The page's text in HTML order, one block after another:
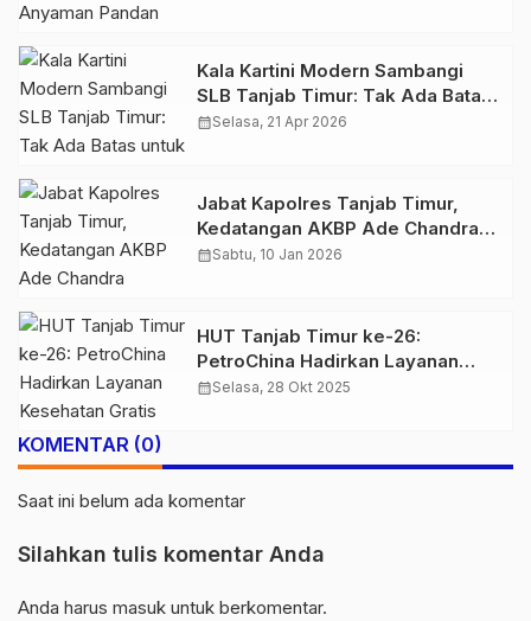
Kala Kartini Modern Sambangi
SLB Tanjab Timur: Tak Ada Batas
untuk Meraih Mimpi
calendar_monthSelasa, 21 Apr 2026
Jabat Kapolres Tanjab Timur,
Kedatangan AKBP Ade Chandra
Disambut Upacara Pedang Pora
calendar_monthSabtu, 10 Jan 2026
HUT Tanjab Timur ke-26:
PetroChina Hadirkan Layanan
Kesehatan Gratis dan Bantuan
calendar_monthSelasa, 28 Okt 2025
KOMENTAR (0)
Saat ini belum ada komentar
Silahkan tulis komentar Anda
Anda harus masuk untuk berkomentar.